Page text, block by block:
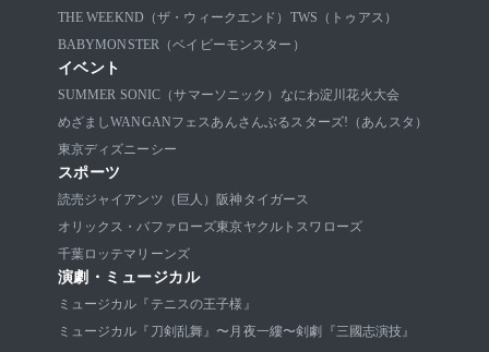
THE WEEKND（ザ・ウィークエンド） TWS（トゥアス）
BABYMONSTER（ベイビーモンスター）
イベント
SUMMER SONIC（サマーソニック） なにわ淀川花火大会
めざましWANGANフェスあんさんぶるスターズ!（あんスタ）
東京ディズニーシー
スポーツ
読売ジャイアンツ（巨人）
阪神タイガース
オリックス・バファローズ東京ヤクルトスワローズ
千葉ロッテマリーンズ
演劇・ミュージカル
ミュージカル『テニスの王子様』
ミュージカル『刀剣乱舞』〜月夜一縷〜剣劇『三國志演技』